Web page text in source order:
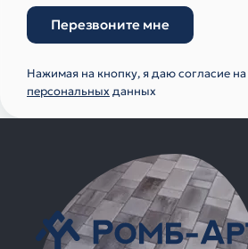
Перезвоните мне
Нажимая на кнопку, я даю согласие
персональныхданных